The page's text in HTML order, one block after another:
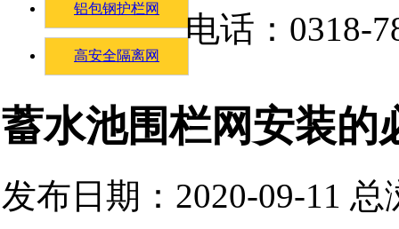
铝包钢护栏网
高安全隔离网
蓄水池围栏网安装的
发布日期：2020-09-11 总
电话：0318-